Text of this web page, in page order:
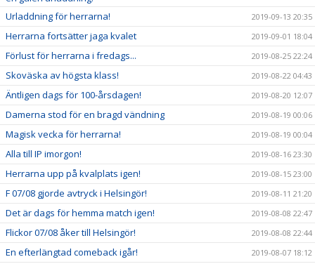
Urladdning för herrarna! 2019-09-13 20:35
Herrarna fortsätter jaga kvalet 2019-09-01 18:04
Förlust för herrarna i fredags... 2019-08-25 22:24
Skoväska av högsta klass! 2019-08-22 04:43
Äntligen dags för 100-årsdagen! 2019-08-20 12:07
Damerna stod för en bragd vändning 2019-08-19 00:06
Magisk vecka för herrarna! 2019-08-19 00:04
Alla till IP imorgon! 2019-08-16 23:30
Herrarna upp på kvalplats igen! 2019-08-15 23:00
F 07/08 gjorde avtryck i Helsingör! 2019-08-11 21:20
Det är dags för hemma match igen! 2019-08-08 22:47
Flickor 07/08 åker till Helsingör! 2019-08-08 22:44
En efterlängtad comeback igår! 2019-08-07 18:12